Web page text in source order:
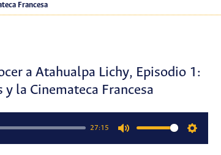
Francesa
a Atahualpa Lichy, Episodio 1:
la Cinemateca Francesa
27:15